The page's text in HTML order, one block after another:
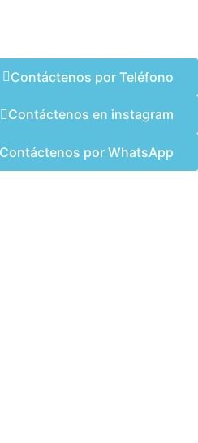
Contáctenos por Teléfono
Contáctenos en instagram
Contáctenos por WhatsApp